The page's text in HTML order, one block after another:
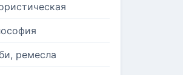
ремесла